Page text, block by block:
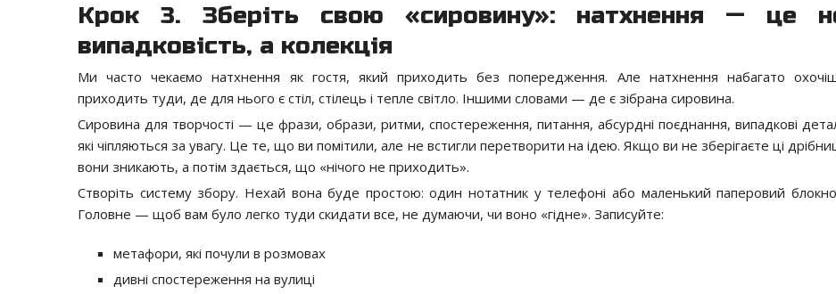
Крок 3. Зберіть свою «сировину»: натхнення — це
випадковість, а колекція
Ми часто чекаємо натхнення як гостя, який приходить без попередження. Але натхнення набагато
приходить туди, де для нього є стіл, стілець і тепле світло. Іншими словами — де є зібрана сировина.
Сировина для творчості — це фрази, образи, ритми, спостереження, питання, абсурдні поєднання, випадкові
які чіпляються за увагу. Це те, що ви помітили, але не встигли перетворити на ідею. Якщо ви не зберігаєте ці
вони зникають, а потім здається, що «нічого не приходить».
Створіть систему збору. Нехай вона буде простою: один нотатник у телефоні або маленький паперовий
Головне — щоб вам було легко туди скидати все, не думаючи, чи воно «гідне». Записуйте:
метафори, які почули в розмовах
дивні спостереження на вулиці